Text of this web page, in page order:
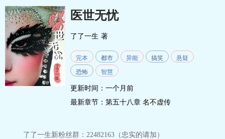
医世无忧
了了一生 著
完本 都市 异能 搞笑
悬疑
恐怖
智慧
更新时间：一个月前
最新章节： 第五十八章 名不虚传
了了一生新粉丝群：22482163（忠实的请加）